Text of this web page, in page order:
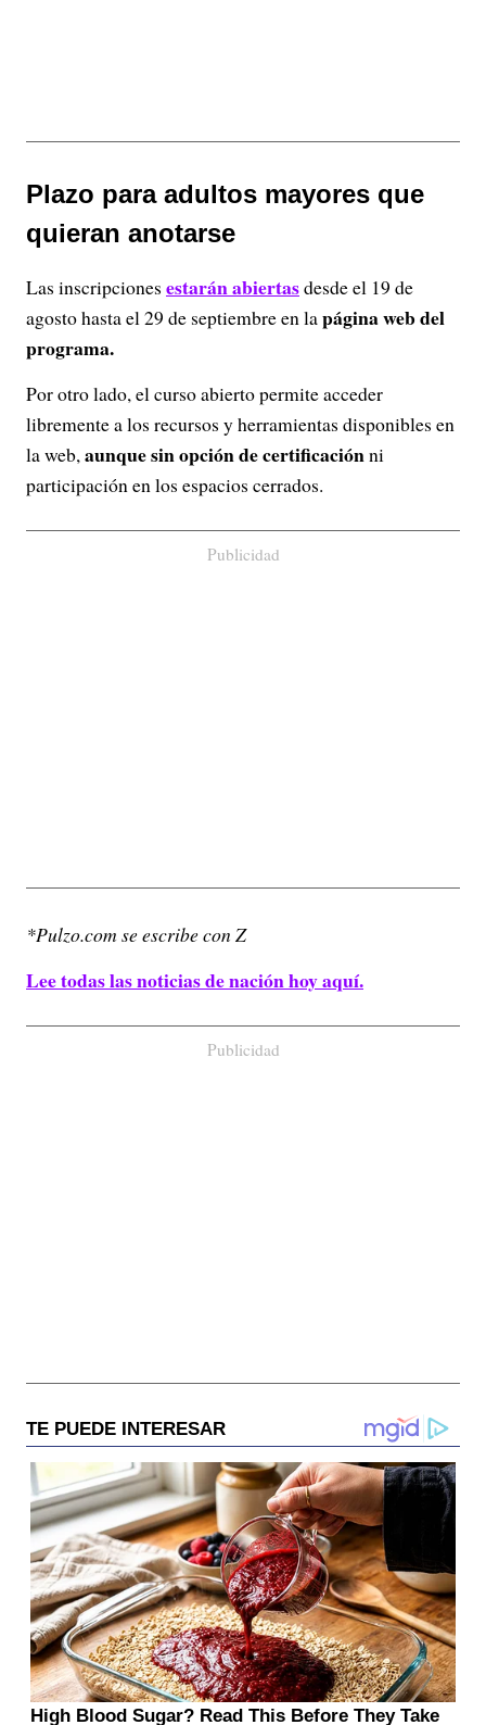
Plazo para adultos mayores que
quieran anotarse
Las inscripciones estarán abiertasdesde el 19 de
agosto hasta el 29 de septiembre en lapágina web del
programa.
Por otro lado, el curso abierto permite acceder
libremente a los recursos y herramientas disponibles en
la web,aunque sin opción de certificaciónni
participación en los espacios cerrados.
Publicidad
*Pulzo.com se escribe con Z
Lee todas las noticias de nación hoy aquí.
Publicidad